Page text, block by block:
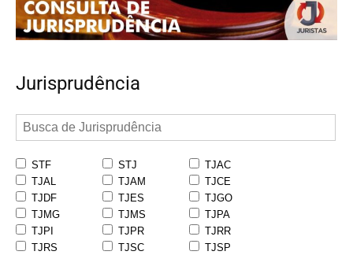
Jurisprudência
STF STJ
TJAC
TJAL
TJAM
TJCE
TJDF
TJES
TJGO
TJMG
TJMS
TJPA
TJPI
TJPR
TJRR
TJRS
TJSC
TJSP